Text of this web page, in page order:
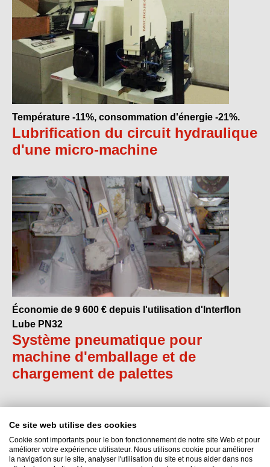
Température -11%, consommation d'énergie -21%.
Lubrification du circuit hydraulique
d'une micro-machine
Économie de 9 600 € depuis l'utilisation d'Interflon
Lube PN32
Système pneumatique pour
machine d'emballage et de
chargement de palettes
Ce site web utilise des cookies
Cookie sont importants pour le bon fonctionnement de notre site Web et pour
améliorer votre expérience utilisateur. Nous utilisons cookie pour améliorer
la navigation sur le site, analyser l'utilisation du site et nous aider dans nos